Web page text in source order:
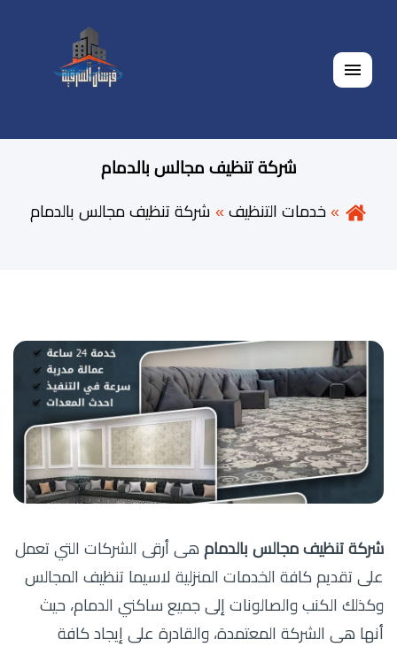
القائمة
شركة تنظيف مجالس بالدمام
خدمات التنظيف شركة تنظيف مجالس بالدمام
شركة تنظيف مجالس بالدمام هى أرقى الشركات التي تعمل
على تقديم كافة الخدمات المنزلية لاسيما تنظيف المجالس
وكذلك الكنب والصالونات إلى جميع ساكني الدمام، حيث
أنها هى الشركة المعتمدة، والقادرة على إيجاد كافة